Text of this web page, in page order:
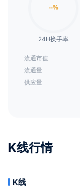
24H换手率
流通市值
流通量
供应量
K线行情
K线